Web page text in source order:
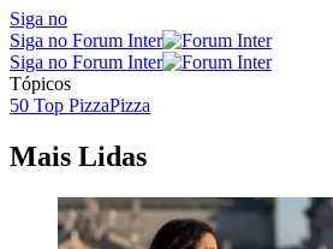
Siga no
Siga no Forum Inter
Siga no Forum Inter
Tópicos
50 Top PizzaPizza
Mais Lidas